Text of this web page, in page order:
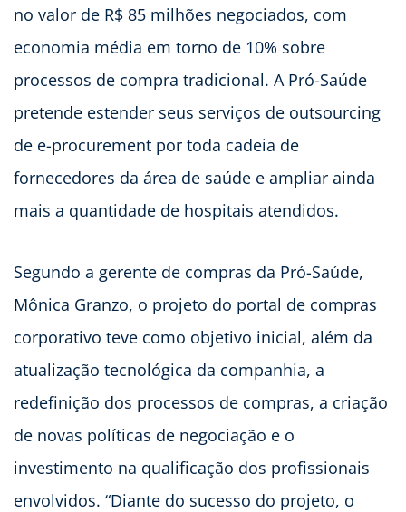
no valor de R$ 85 milhões negociados, com
economia média em torno de 10% sobre
processos de compra tradicional. A Pró-Saúde
pretende estender seus serviços de outsourcing
de e-procurement por toda cadeia de
fornecedores da área de saúde e ampliar ainda
mais a quantidade de hospitais atendidos.
Segundo a gerente de compras da Pró-Saúde,
Mônica Granzo, o projeto do portal de compras
corporativo teve como objetivo inicial, além da
atualização tecnológica da companhia, a
redefinição dos processos de compras, a criação
de novas políticas de negociação e o
investimento na qualificação dos profissionais
envolvidos. “Diante do sucesso do projeto, o